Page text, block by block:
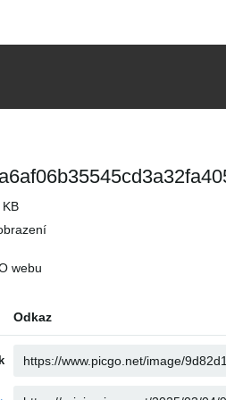
webu
Odkaz